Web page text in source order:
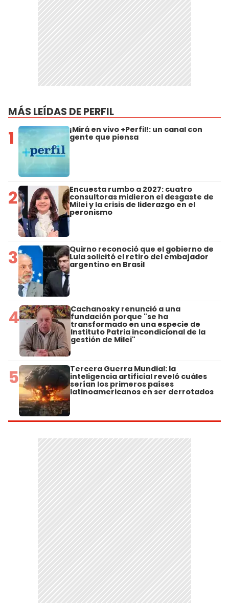
MÁS LEÍDAS DE PERFIL
1 ¡Mirá en vivo +Perfil!: un canal con
gente que piensa
2 Encuesta rumbo a 2027: cuatro
consultoras midieron el desgaste de
Milei y la crisis de liderazgo en el
peronismo
3 Quirno reconoció que el gobierno de
Lula solicitó el retiro del embajador
argentino en Brasil
4 Cachanosky renunció a una
fundación porque "se ha
transformado en una especie de
Instituto Patria incondicional de la
gestión de Milei"
5 Tercera Guerra Mundial: la
inteligencia artificial reveló cuáles
serían los primeros países
latinoamericanos en ser derrotados